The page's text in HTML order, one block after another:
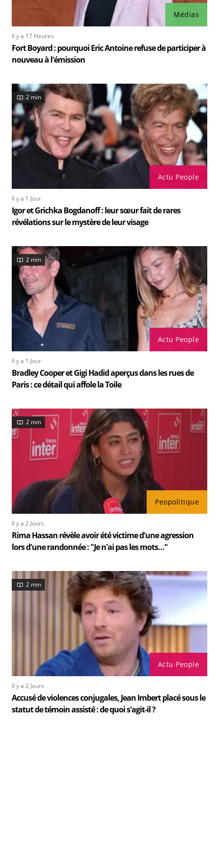
Médias
Il y a 17 Heures
Fort Boyard : pourquoi Eric Antoine refuse de participer à
nouveau à l'émission
Actu People
2 min
Il y a 1 Jour
Igor et Grichka Bogdanoff : leur sœur fait de rares
révélations sur le mystère de leur visage
Actu People
2 min
Il y a 1 Jour
Bradley Cooper et Gigi Hadid aperçus dans les rues de
Paris : ce détail qui affole la Toile
Peopolitique
2 min
Il y a 2 Jours
Rima Hassan révèle avoir été victime d'une agression
lors d'une randonnée : "Je n'ai pas les mots…"
Actu People
2 min
Il y a 2 Jours
Accusé de violences conjugales, Jean Imbert placé sous le
statut de témoin assisté : de quoi s'agit-il ?